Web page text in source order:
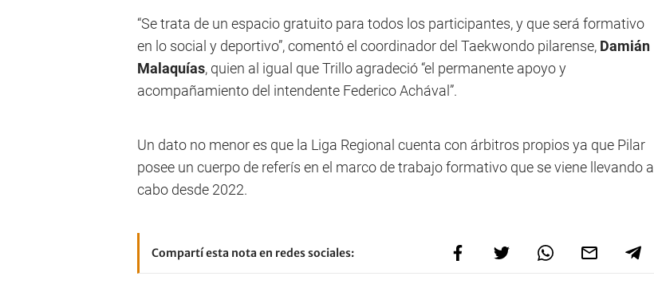
“Se trata de un espacio gratuito para todos los participantes, y que será formativo
en lo social y deportivo”, comentó el coordinador del Taekwondo pilarense, Damián
Malaquías, quien al igual que Trillo agradeció “el permanente apoyo y
acompañamiento del intendente Federico Achával”.
Un dato no menor es que la Liga Regional cuenta con árbitros propios ya que Pilar
posee un cuerpo de referís en el marco de trabajo formativo que se viene llevando a
cabo desde 2022.
Compartí esta nota en redes sociales: